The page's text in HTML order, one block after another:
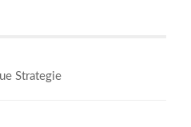
Strategie